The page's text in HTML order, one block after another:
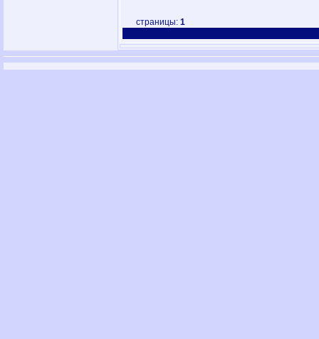
страницы:1